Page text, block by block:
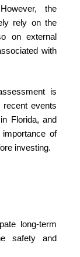
the
rely on the
on external
with
is
events
Florida, and
of
investing.
long-term
safety and